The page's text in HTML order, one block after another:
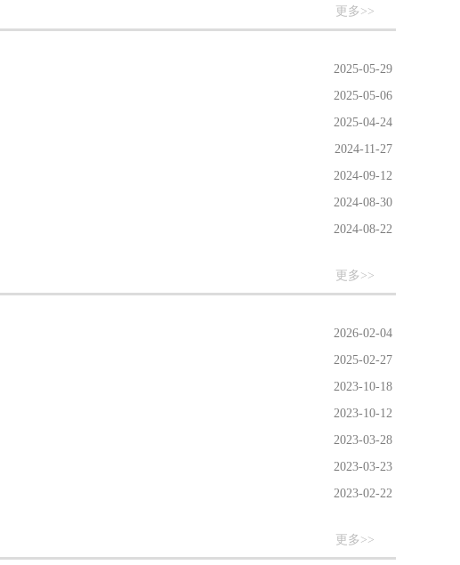
更多>>
2025-05-29
2025-05-06
2025-04-24
2024-11-27
2024-09-12
2024-08-30
2024-08-22
更多>>
2026-02-04
2025-02-27
2023-10-18
2023-10-12
2023-03-28
2023-03-23
2023-02-22
更多>>